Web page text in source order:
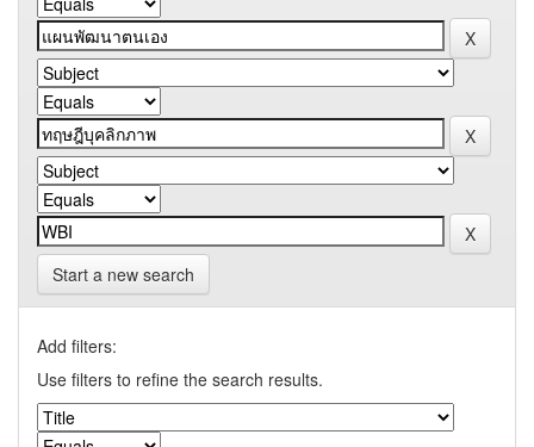
Start a new search
Add filters:
Use filters to refine the search results.